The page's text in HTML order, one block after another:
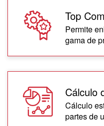
Top
Permite
gama de
Cálculo
Cálculo
partes de